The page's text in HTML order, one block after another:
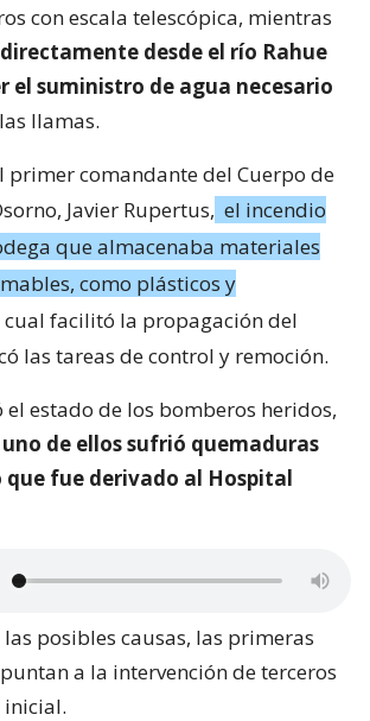
con escala telescópica, mientras
desde el río Rahue
el suministro de agua necesario
llamas.
primer comandante del Cuerpo de
Javier Rupertus, el incendio
que almacenaba materiales
como plásticos y
cual facilitó la propagación del
las tareas de control y remoción.
el estado de los bomberos heridos,
uno de ellos sufrió quemaduras
que fue derivado al Hospital
posibles causas, las primeras
a la intervención de terceros
inicial.